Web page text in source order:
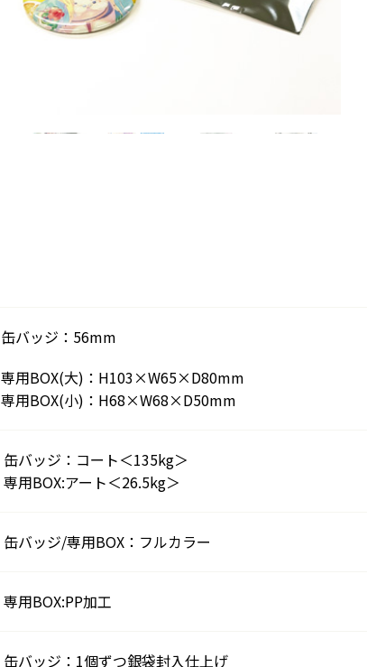
缶バッジ：56mm
専用BOX(大)：H103×W65×D80mm
専用BOX(小)：H68×W68×D50mm
缶バッジ：コート＜135kg＞
専用BOX:アート＜26.5kg＞
缶バッジ/専用BOX：フルカラー
専用BOX:PP加工
缶バッジ：1個ずつ銀袋封入仕上げ